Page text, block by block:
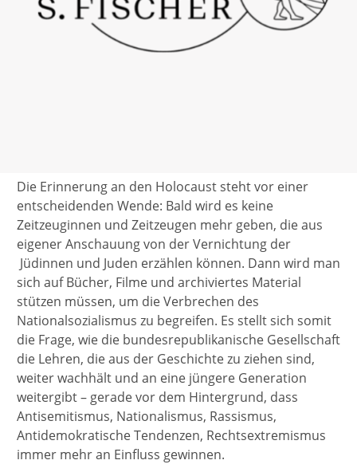
Die Erinnerung an den Holocaust steht vor einer
entscheidenden Wende: Bald wird es keine
Zeitzeuginnen und Zeitzeugen mehr geben, die aus
eigener Anschauung von der Vernichtung der
Jüdinnen und Juden erzählen können. Dann wird man
sich auf Bücher, Filme und archiviertes Material
stützen müssen, um die Verbrechen des
Nationalsozialismus zu begreifen. Es stellt sich somit
die Frage, wie die bundesrepublikanische Gesellschaft
die Lehren, die aus der Geschichte zu ziehen sind,
weiter wachhält und an eine jüngere Generation
weitergibt – gerade vor dem Hintergrund, dass
Antisemitismus, Nationalismus, Rassismus,
Antidemokratische Tendenzen, Rechtsextremismus
immer mehr an Einfluss gewinnen.